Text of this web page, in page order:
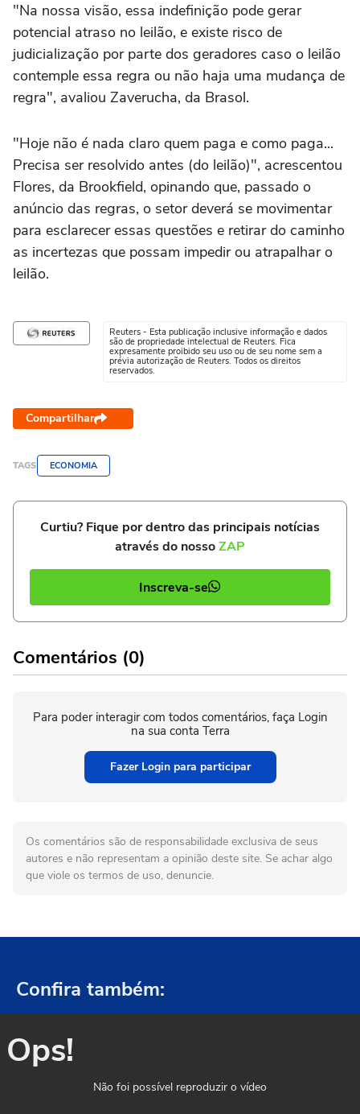
"Na nossa visão, essa indefinição pode gerar
potencial atraso no leilão, e existe risco de
judicialização por parte dos geradores caso o leilão
contemple essa regra ou não haja uma mudança de
regra", avaliou Zaverucha, da Brasol.
"Hoje não é nada claro quem paga e como paga...
Precisa ser resolvido antes (do leilão)", acrescentou
Flores, da Brookfield, opinando que, passado o
anúncio das regras, o setor deverá se movimentar
para esclarecer essas questões e retirar do caminho
as incertezas que possam impedir ou atrapalhar o
leilão.
Reuters - Esta publicação inclusive informação e dados
são de propriedade intelectual de Reuters. Fica
expresamente proibido seu uso ou de seu nome sem a
prévia autorização de Reuters. Todos os direitos
reservados.
Compartilhar
TAGS ECONOMIA
Curtiu? Fique por dentro das principais notícias
através do nossoZAP
Inscreva-se
Comentários (0)
Para poder interagir com todos comentários, faça Login
na sua conta Terra
Fazer Login para participar
Os comentários são de responsabilidade exclusiva de seus
autores e não representam a opinião deste site. Se achar algo
que viole os termos de uso, denuncie.
Confira também:
Ops!
Não foi possível reproduzir o vídeo